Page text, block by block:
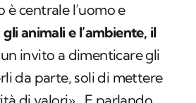
è centrale l’uomo e
animali e l’ambiente, il
invito a dimenticare gli
da parte, soli di mettere